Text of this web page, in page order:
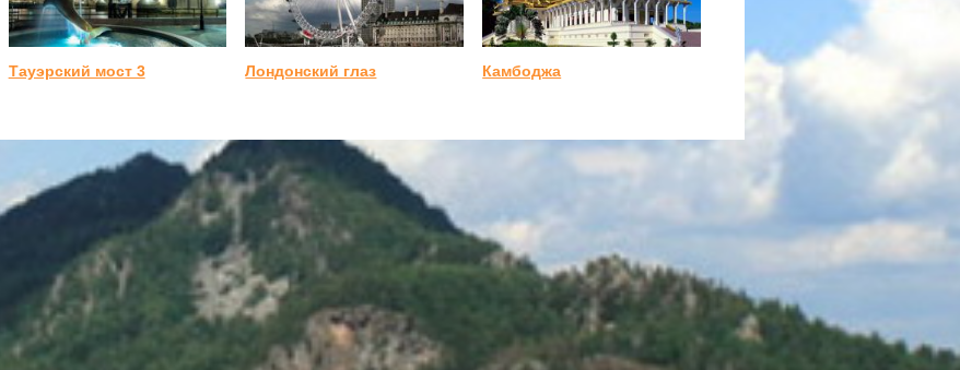
Тауэрский мост 3 Лондонский глаз Камбоджа